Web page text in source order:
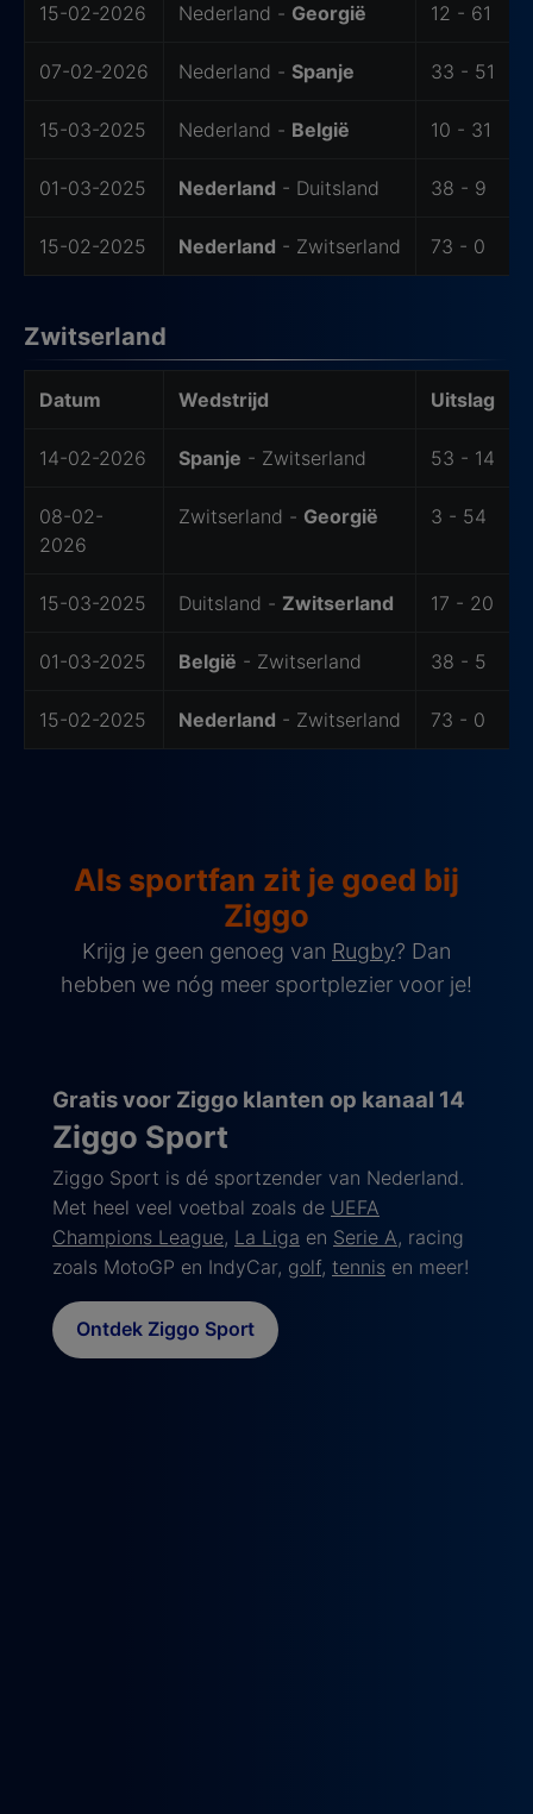
15-02-2026 Nederland - Georgië 12 - 61
07-02-2026 Nederland - Spanje 33 - 51
15-03-2025 Nederland - België 10 - 31
01-03-2025 Nederland - Duitsland 38 - 9
15-02-2025 Nederland - Zwitserland 73 - 0
Zwitserland
Datum Wedstrijd Uitslag
14-02-2026 Spanje - Zwitserland 53 - 14
08-02-
2026
Zwitserland - Georgië 3 - 54
15-03-2025 Duitsland - Zwitserland 17 - 20
01-03-2025 België - Zwitserland 38 - 5
15-02-2025 Nederland - Zwitserland 73 - 0
Als sportfan zit je goed bij
Ziggo
Krijg je geen genoeg van Rugby? Dan
hebben we nóg meer sportplezier voor je!
Gratis voor Ziggo klanten op kanaal 14
Ziggo Sport
Ziggo Sport is dé sportzender van Nederland.
Met heel veel voetbal zoals de UEFA
Champions League, La Liga en Serie A, racing
zoals MotoGP en IndyCar, golf, tennis en meer!
Ontdek Ziggo Sport